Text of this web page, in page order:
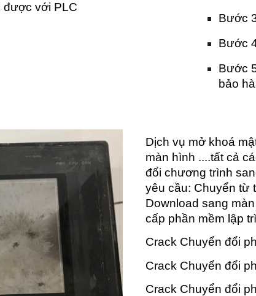
được với PLC
Bước
Bước
Bước
bảo
Dịch vụ mở khoá
màn hình ....tất cả
đổi chương trình
yêu cầu: Chuyển từ
Download sang
cấp phần mềm lập
Crack Chuyển đổi
Crack Chuyển đổi
Crack Chuyển đổi